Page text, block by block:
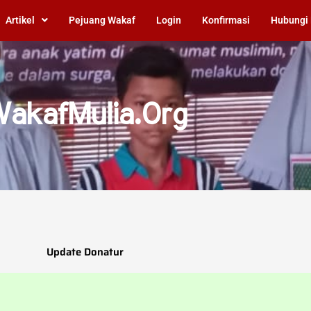
Artikel Pejuang Wakaf Login Konfirmasi Hubungi
Update Donatur